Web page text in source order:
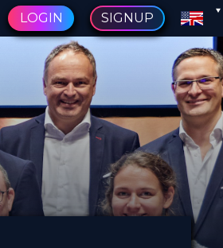
LOGIN SIGNUP